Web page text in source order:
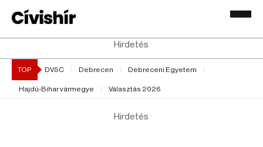
Hirdetés
TOP DVSC Debrecen Debreceni Egyetem
Hajdú-Bihar vármegye Választás 2026
Hirdetés